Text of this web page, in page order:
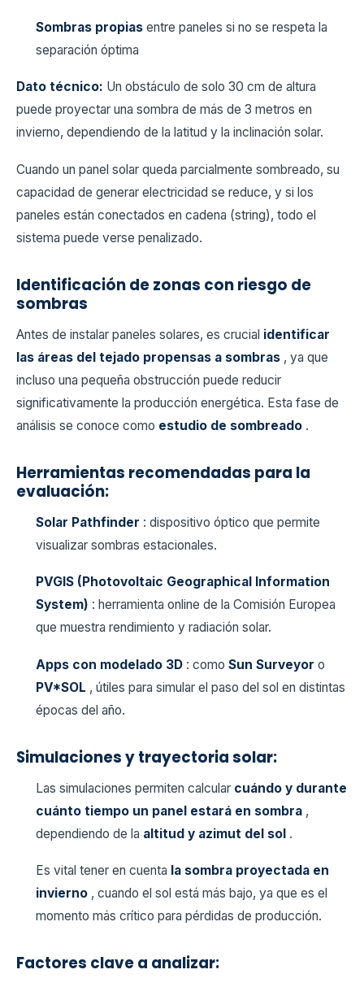
Sombras propias entre paneles si no se respeta la
separación óptima
Dato técnico: Un obstáculo de solo 30 cm de altura
puede proyectar una sombra de más de 3 metros en
invierno, dependiendo de la latitud y la inclinación solar.
Cuando un panel solar queda parcialmente sombreado, su
capacidad de generar electricidad se reduce, y si los
paneles están conectados en cadena (string), todo el
sistema puede verse penalizado.
Identificación de zonas con riesgo de
sombras
Antes de instalar paneles solares, es crucial identificar
las áreas del tejado propensas a sombras , ya que
incluso una pequeña obstrucción puede reducir
significativamente la producción energética. Esta fase de
análisis se conoce como estudio de sombreado .
Herramientas recomendadas para la
evaluación:
Solar Pathfinder : dispositivo óptico que permite
visualizar sombras estacionales.
PVGIS (Photovoltaic Geographical Information
System) : herramienta online de la Comisión Europea
que muestra rendimiento y radiación solar.
Apps con modelado 3D : como Sun Surveyor o
PV*SOL , útiles para simular el paso del sol en distintas
épocas del año.
Simulaciones y trayectoria solar:
Las simulaciones permiten calcular cuándo y durante
cuánto tiempo un panel estará en sombra ,
dependiendo de la altitud y azimut del sol .
Es vital tener en cuenta la sombra proyectada en
invierno , cuando el sol está más bajo, ya que es el
momento más crítico para pérdidas de producción.
Factores clave a analizar: